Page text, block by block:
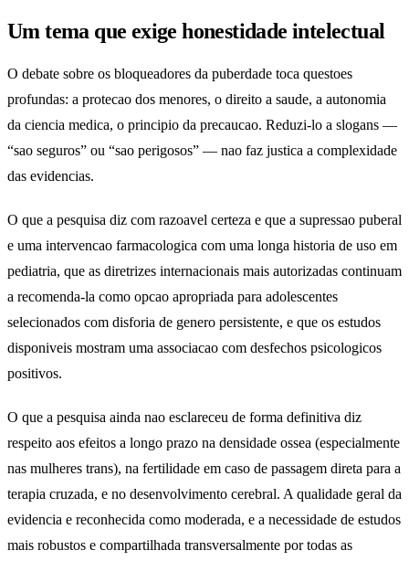
Um tema que exige honestidade intelectual
O debate sobre os bloqueadores da puberdade toca questoes
profundas: a protecao dos menores, o direito a saude, a autonomia
da ciencia medica, o principio da precaucao. Reduzi-lo a slogans —
“sao seguros” ou “sao perigosos” — nao faz justica a complexidade
das evidencias.
O que a pesquisa diz com razoavel certeza e que a supressao puberal
e uma intervencao farmacologica com uma longa historia de uso em
pediatria, que as diretrizes internacionais mais autorizadas continuam
a recomenda-la como opcao apropriada para adolescentes
selecionados com disforia de genero persistente, e que os estudos
disponiveis mostram uma associacao com desfechos psicologicos
positivos.
O que a pesquisa ainda nao esclareceu de forma definitiva diz
respeito aos efeitos a longo prazo na densidade ossea (especialmente
nas mulheres trans), na fertilidade em caso de passagem direta para a
terapia cruzada, e no desenvolvimento cerebral. A qualidade geral da
evidencia e reconhecida como moderada, e a necessidade de estudos
mais robustos e compartilhada transversalmente por todas as